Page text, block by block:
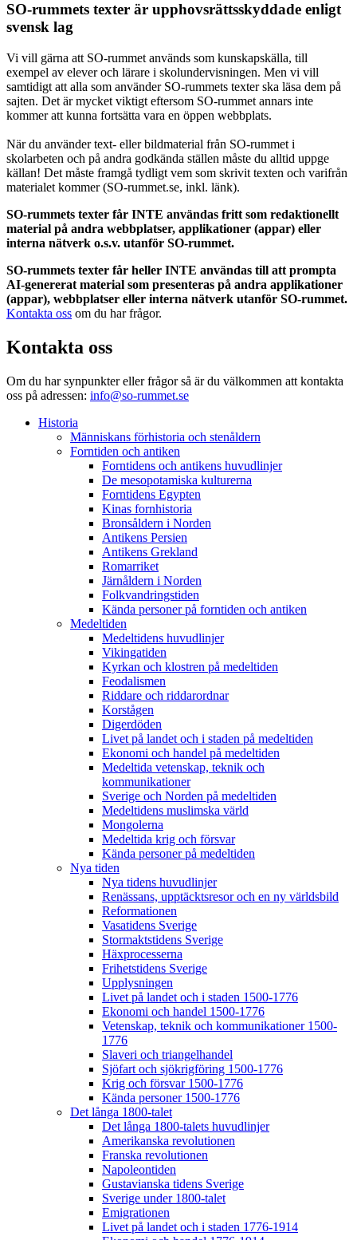
SO-rummets texter är upphovsrättsskyddade enligt
svensk lag
Vi vill gärna att SO-rummet används som kunskapskälla, till
exempel av elever och lärare i skolundervisningen. Men vi vill
samtidigt att alla som använder SO-rummets texter ska läsa dem på
sajten. Det är mycket viktigt eftersom SO-rummet annars inte
kommer att kunna fortsätta vara en öppen webbplats.
När du använder text- eller bildmaterial från SO-rummet i
skolarbeten och på andra godkända ställen måste du alltid uppge
källan! Det måste framgå tydligt vem som skrivit texten och varifrån
materialet kommer (SO-rummet.se, inkl. länk).
SO-rummets texter får INTE användas fritt som redaktionellt
material på andra webbplatser, applikationer (appar) eller
interna nätverk o.s.v. utanför SO-rummet.
SO-rummets texter får heller INTE användas till att prompta
AI-genererat material som presenteras på andra applikationer
(appar), webbplatser eller interna nätverk utanför SO-rummet.
Kontakta oss om du har frågor.
Kontakta oss
Om du har synpunkter eller frågor så är du välkommen att kontakta
oss på adressen: info@so-rummet.se
Historia
Människans förhistoria och stenåldern
Forntiden och antiken
Forntidens och antikens huvudlinjer
De mesopotamiska kulturerna
Forntidens Egypten
Kinas fornhistoria
Bronsåldern i Norden
Antikens Persien
Antikens Grekland
Romarriket
Järnåldern i Norden
Folkvandringstiden
Kända personer på forntiden och antiken
Medeltiden
Medeltidens huvudlinjer
Vikingatiden
Kyrkan och klostren på medeltiden
Feodalismen
Riddare och riddarordnar
Korstågen
Digerdöden
Livet på landet och i staden på medeltiden
Ekonomi och handel på medeltiden
Medeltida vetenskap, teknik och
kommunikationer
Sverige och Norden på medeltiden
Medeltidens muslimska värld
Mongolerna
Medeltida krig och försvar
Kända personer på medeltiden
Nya tiden
Nya tidens huvudlinjer
Renässans, upptäcktsresor och en ny världsbild
Reformationen
Vasatidens Sverige
Stormaktstidens Sverige
Häxprocesserna
Frihetstidens Sverige
Upplysningen
Livet på landet och i staden 1500-1776
Ekonomi och handel 1500-1776
Vetenskap, teknik och kommunikationer 1500-
1776
Slaveri och triangelhandel
Sjöfart och sjökrigföring 1500-1776
Krig och försvar 1500-1776
Kända personer 1500-1776
Det långa 1800-talet
Det långa 1800-talets huvudlinjer
Amerikanska revolutionen
Franska revolutionen
Napoleontiden
Gustavianska tidens Sverige
Sverige under 1800-talet
Emigrationen
Livet på landet och i staden 1776-1914